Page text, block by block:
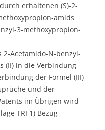
erhaltenen (S)-2-
amids
3-methoxypropion-
2-Acetamido-N-benzyl-
(II) in die Verbindung
der Formel (III)
und der
im Übrigen wird
TRI 1) Bezug